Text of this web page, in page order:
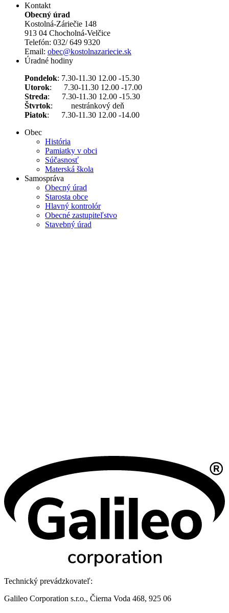
Kontakt
Obecný úrad
Kostolná-Záriečie 148
913 04 Chocholná-Velčice
Telefón: 032/ 649 9320
Email: obec@kostolnazariecie.sk
Úradné hodiny
Pondelok: 7.30-11.30 12.00 -15.30
Utorok: 7.30-11.30 12.00 -17.00
Streda: 7.30-11.30 12.00 -15.30
Štvrtok: nestránkový deň
Piatok: 7.30-11.30 12.00 -14.00
Obec
História
Pamiatky v obci
Súčasnosť
Materská škola
Samospráva
Obecný úrad
Starosta obce
Hlavný kontrolór
Obecné zastupiteľstvo
Stavebný úrad
Technický prevádzkovateľ:
Galileo Corporation s.r.o., Čierna Voda 468, 925 06